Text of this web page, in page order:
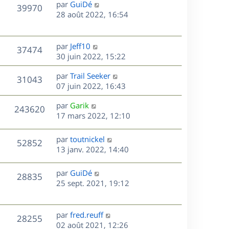
s
n
i
r
m
e
s
s
a
g
e
39970V
s
D
e
n
i
e
r
m
e
s
s
a
g
e
par GuiDé
28 août 2022, 16:54
37474V
u
e
s
D
e
r
n
i
e
r
m
e
s
s
e
par Jeff10
30 juin 2022, 15:22
31043V
u
e
D
e
r
n
i
e
r
m
s
a
e
par Trail Seeker
07 juin 2022, 16:43
243620V
u
s
D
e
n
i
r
m
e
s
a
par Garik
17 mars 2022, 12:10
52852V
u
e
D
e
i
e
e
par toutnickel
13 janv. 2022, 14:40
28835V
D
e
n
i
e
par GuiDé
25 sept. 2021, 19:12
28255V
D
e
par fred.reuff
02 août 2021, 12:26